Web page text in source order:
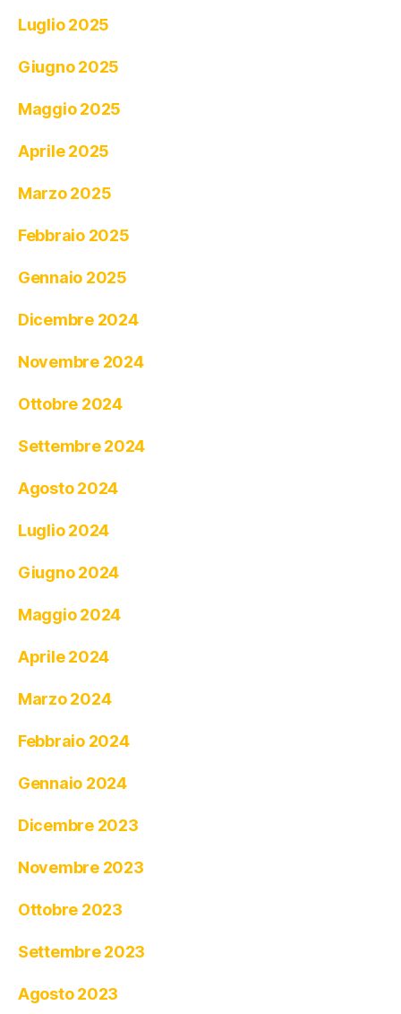
Luglio 2025
Giugno 2025
Maggio 2025
Aprile 2025
Marzo 2025
Febbraio 2025
Gennaio 2025
Dicembre 2024
Novembre 2024
Ottobre 2024
Settembre 2024
Agosto 2024
Luglio 2024
Giugno 2024
Maggio 2024
Aprile 2024
Marzo 2024
Febbraio 2024
Gennaio 2024
Dicembre 2023
Novembre 2023
Ottobre 2023
Settembre 2023
Agosto 2023